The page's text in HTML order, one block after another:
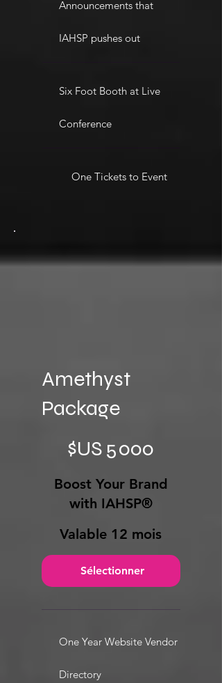
Announcements that
IAHSP pushes out
Six Foot Booth at Live
Conference
One Tickets to Event
Amethyst
Package
$US5 000
Boost Your Brand
with IAHSP®
Valable 12 mois
Sélectionner
One Year Website Vendor
Directory